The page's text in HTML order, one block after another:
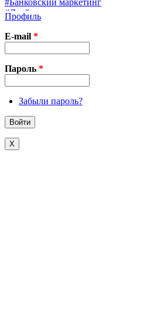
#Банковский маркетинг
#Драйверы страхования
#Финконгресс ЦБ
#PB&WM
#UX/CX
#Экосистемы
X
Профиль
E-mail *
Пароль *
Забыли пароль?
X